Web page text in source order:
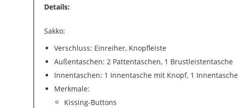
Details:
Sakko:
Verschluss: Einreiher, Knopfleiste
Außentaschen: 2 Pattentaschen, 1 Brustleistentasche
Innentaschen: 1 Innentasche mit Knopf, 1 Innentasche
Merkmale:
Kissing-Buttons